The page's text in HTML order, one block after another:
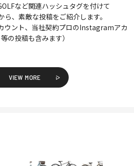
など関連ハッシュタグを付けて
ら、素敵な投稿をご紹介します。
ウント、当社契約プロのInstagramアカ
の投稿も含みます）
VIEW MORE